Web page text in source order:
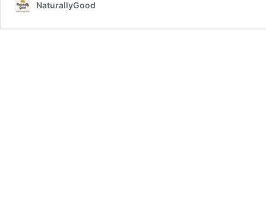
NaturallyGood